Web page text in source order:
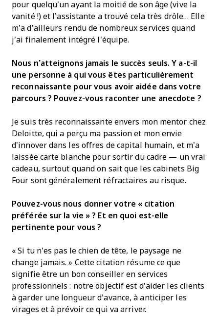
pour quelqu’un ayant la moitié de son âge (vive la
vanité !) et l’assistante a trouvé cela très drôle… Elle
m’a d’ailleurs rendu de nombreux services quand
j’ai finalement intégré l’équipe.
Nous n’atteignons jamais le succès seuls. Y a-t-il
une personne à qui vous êtes particulièrement
reconnaissante pour vous avoir aidée dans votre
parcours ? Pouvez-vous raconter une anecdote ?
Je suis très reconnaissante envers mon mentor chez
Deloitte, qui a perçu ma passion et mon envie
d’innover dans les offres de capital humain, et m’a
laissée carte blanche pour sortir du cadre — un vrai
cadeau, surtout quand on sait que les cabinets Big
Four sont généralement réfractaires au risque.
Pouvez-vous nous donner votre « citation
préférée sur la vie » ? Et en quoi est-elle
pertinente pour vous ?
« Si tu n’es pas le chien de tête, le paysage ne
change jamais. » Cette citation résume ce que
signifie être un bon conseiller en services
professionnels : notre objectif est d’aider les clients
à garder une longueur d’avance, à anticiper les
virages et à prévoir ce qui va arriver.